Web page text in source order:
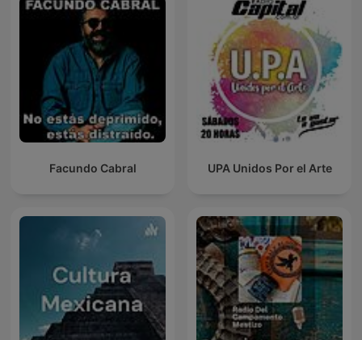
Facundo Cabral UPA Unidos Por el Arte